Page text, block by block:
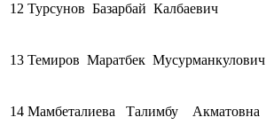
12 Турсунов Базарбай Калбаевич
13 Темиров Маратбек Мусурманкулович
14 Мамбеталиева Талимбу Акматовна